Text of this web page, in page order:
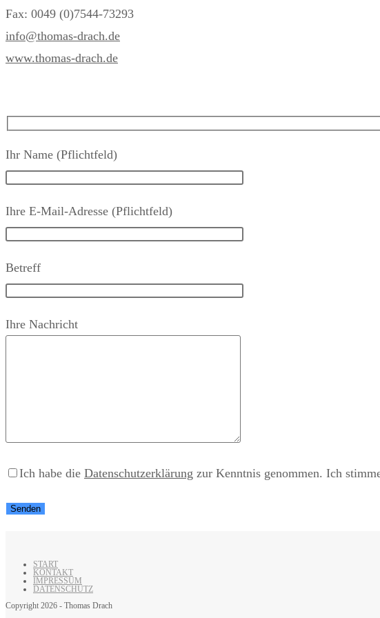
Fax: 0049 (0)7544-73293
info@thomas-drach.de
www.thomas-drach.de
Ihr Name (Pflichtfeld)
Ihre E-Mail-Adresse (Pflichtfeld)
Betreff
Ihre Nachricht
Ich habe die Datenschutzerklärung zur Kenntnis genommen. Ich
START
KONTAKT
IMPRESSUM
DATENSCHUTZ
Copyright 2026 - Thomas Drach